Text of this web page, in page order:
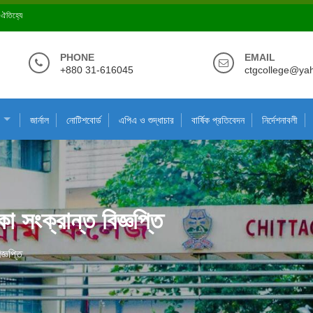
ঐতিহ্যে
PHONE
+880 31-616045
EMAIL
জার্নাল নোটিশবোর্ড এপিএ ও শুদ্ধাচার বার্ষিক প্রতিবেদন নির্দেশনাবলী
সংক্রান্ত বিজ্ঞপ্তি